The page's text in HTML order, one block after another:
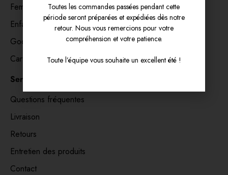
Femmes
Enfants
Goodies & accessoires
Cartes cadeaux 🎁
Service clients
Questions fréquentes
Livraison
Retours
Entretien des produits
Contact
Toutes les commandes passées pendant cette
période seront préparées et expédiées dès notre
retour. Nous vous remercions pour votre
compréhension et votre patience.
Toute l’équipe vous souhaite un excellent été !